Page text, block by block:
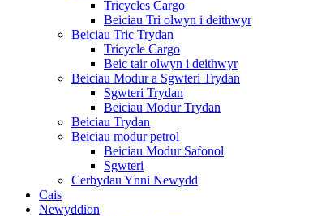
Tricycles Cargo
Beiciau Tri olwyn i deithwyr
Beiciau Tric Trydan
Tricycle Cargo
Beic tair olwyn i deithwyr
Beiciau Modur a Sgwteri Trydan
Sgwteri Trydan
Beiciau Modur Trydan
Beiciau Trydan
Beiciau modur petrol
Beiciau Modur Safonol
Sgwteri
Cerbydau Ynni Newydd
Cais
Newyddion